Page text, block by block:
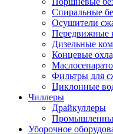
Спиральные
Осушители
Передвижные
Дизельные
Концевые
Фильтры для
Циклонные
Чиллеры
Драйкуллеры
Уборочное